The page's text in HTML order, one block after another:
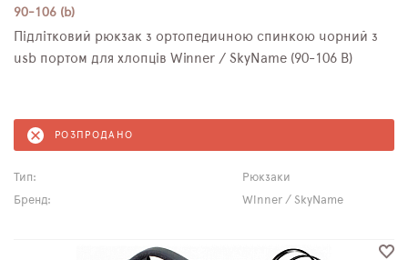
90-106 (b)
Підлітковий рюкзак з ортопедичною спинкою чорний з
usb портом для хлопців Winner / SkyName (90-106 B)
РОЗПРОДАНО
Тип:
Рюкзаки
Бренд:
Winner / SkyName